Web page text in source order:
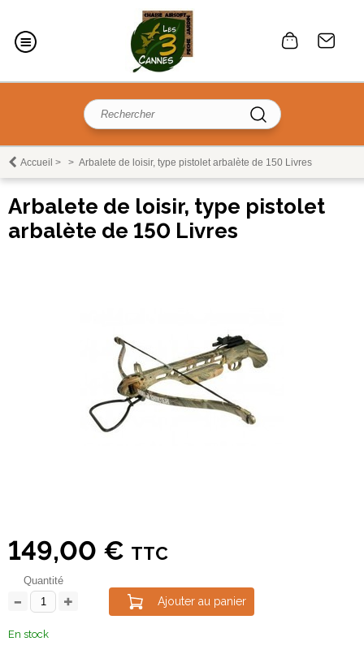
Accueil > > Arbalete de loisir, type pistolet arbalète de 150 Livres
Arbalete de loisir, type pistolet
arbalète de 150 Livres
149,00 € TTC
Quantité
Ajouter au panier
En stock